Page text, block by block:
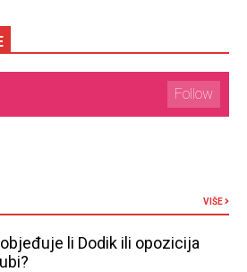
Follow
VIŠE
li Dodik ili opozicija